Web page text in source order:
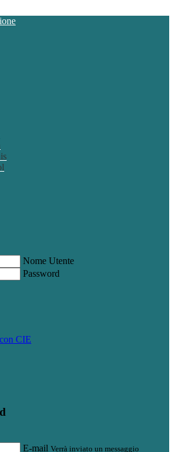
Nome Utente
Password
CIE
E-mail Verrà inviato un messaggio